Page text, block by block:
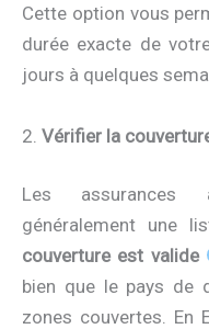
Cette option vous
durée exacte de
jours à quelques
2. Vérifier la
Les assurances
généralement une
couverture est valide
bien que le pays de
zones couvertes. En